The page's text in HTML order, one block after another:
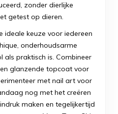
zonder dierlijke
getest op dieren.
ideale keuze voor iedereen
onderhoudsarme
als praktisch is. Combineer
glanzende topcoat voor
met nail art voor
nog met het creëren
maken en tegelijkertijd